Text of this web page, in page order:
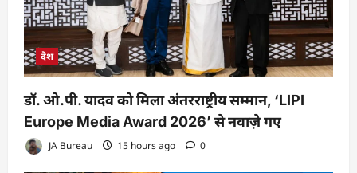
देश
डॉ. ओ.पी. यादव को मिला अंतरराष्ट्रीय सम्मान, ‘LIPI
Europe Media Award 2026’ से नवाज़े गए
JA Bureau 15 hours ago 0